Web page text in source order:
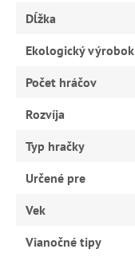
Dĺžka
Ekologický výrobok
Počet hráčov
Rozvíja
Typ hračky
Určené pre
Vek
Vianočné tipy